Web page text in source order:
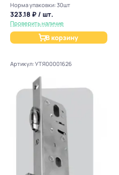
Норма упаковки: 30шт
323.18 ₽ / шт.
Проверить наличие
В корзину
Артикул: УТЯ00001626